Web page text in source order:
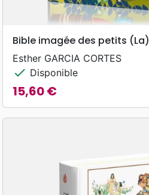
Bible imagée des petits (La)
Esther GARCIA CORTES
check Disponible
Prix
15,60 €